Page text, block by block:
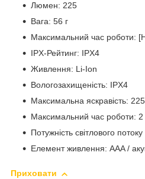
Люмен: 225
Вага: 56 г
Максимальний час роботи:
IPX-Рейтинг: IPX4
Живлення: Li-Ion
Вологозахищеність: IPX4
Максимальна яскравість:
Максимальний час роботи: 2
Потужність світлового
Елемент живлення: AAA /
Приховати